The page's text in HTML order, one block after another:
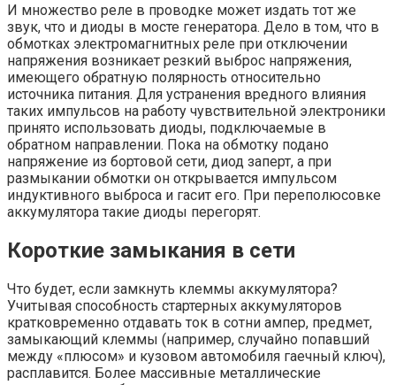
И множество реле в проводке может издать тот же
звук, что и диоды в мосте генератора. Дело в том, что в
обмотках электромагнитных реле при отключении
напряжения возникает резкий выброс напряжения,
имеющего обратную полярность относительно
источника питания. Для устранения вредного влияния
таких импульсов на работу чувствительной электроники
принято использовать диоды, подключаемые в
обратном направлении. Пока на обмотку подано
напряжение из бортовой сети, диод заперт, а при
размыкании обмотки он открывается импульсом
индуктивного выброса и гасит его. При переполюсовке
аккумулятора такие диоды перегорят.
Короткие замыкания в сети
Что будет, если замкнуть клеммы аккумулятора?
Учитывая способность стартерных аккумуляторов
кратковременно отдавать ток в сотни ампер, предмет,
замыкающий клеммы (например, случайно попавший
между «плюсом» и кузовом автомобиля гаечный ключ),
расплавится. Более массивные металлические